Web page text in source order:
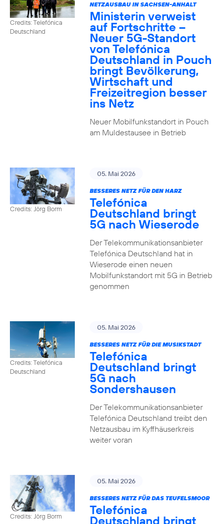
Credits: Telefónica
Deutschland
NETZAUSBAU IN SACHSEN-ANHALT
Ministerin verweist
auf Fortschritte –
Neuer 5G-Standort
von Telefónica
Deutschland in Pouch
bringt Bevölkerung,
Wirtschaft und
Freizeitregion besser
ins Netz
Neuer Mobilfunkstandort in Pouch
am Muldestausee in Betrieb
Credits: Jörg Borm
05. Mai 2026
BESSERES NETZ FÜR DEN HARZ
Telefónica
Deutschland bringt
5G nach Wieserode
Der Telekommunikationsanbieter
Telefónica Deutschland hat in
Wieserode einen neuen
Mobilfunkstandort mit 5G in Betrieb
genommen
Credits: Telefónica
Deutschland
05. Mai 2026
BESSERES NETZ FÜR DIE MUSIKSTADT
Telefónica
Deutschland bringt
5G nach
Sondershausen
Der Telekommunikationsanbieter
Telefónica Deutschland treibt den
Netzausbau im Kyffhäuserkreis
weiter voran
Credits: Jörg Borm
05. Mai 2026
BESSERES NETZ FÜR DAS TEUFELSMOOR
Telefónica
Deutschland bringt